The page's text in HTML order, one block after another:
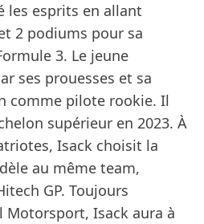
les esprits en allant
2 podiums pour sa
3. Le jeune
ses prouesses et sa
comme pilote rookie. Il
supérieur en 2023. À
Isack choisit la
au même team,
GP. Toujours
Motorsport, Isack aura à